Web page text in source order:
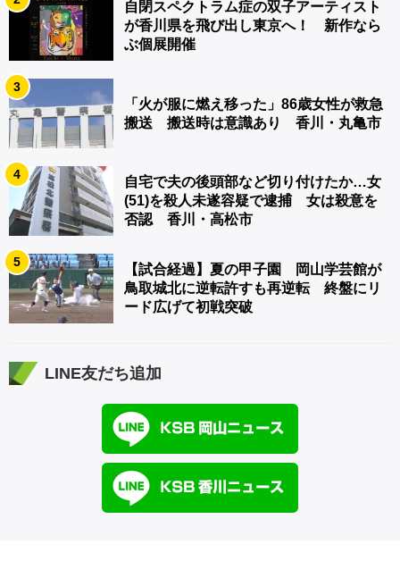
自閉スペクトラム症の双子アーティスト
が香川県を飛び出し東京へ！ 新作なら
ぶ個展開催
3
「火が服に燃え移った」86歳女性が救急
搬送 搬送時は意識あり 香川・丸亀市
4
自宅で夫の後頭部など切り付けたか…女
(51)を殺人未遂容疑で逮捕 女は殺意を
否認 香川・高松市
5
【試合経過】夏の甲子園 岡山学芸館が
鳥取城北に逆転許すも再逆転 終盤にリ
ード広げて初戦突破
LINE友だち追加